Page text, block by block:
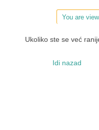
You are
Ukoliko ste se već
Idi nazad